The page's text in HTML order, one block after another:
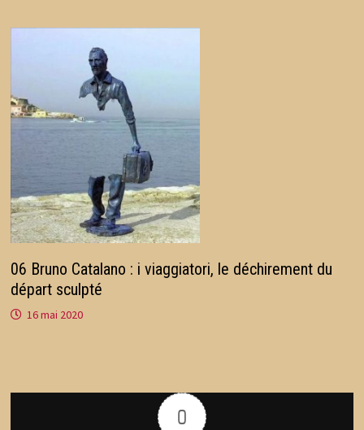
06 Bruno Catalano : i viaggiatori, le déchirement du
départ sculpté
16 mai 2020
0